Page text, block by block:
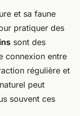
et sa faune
pratiquer des
sont des
connexion entre
régulière et
peut
souvent ces